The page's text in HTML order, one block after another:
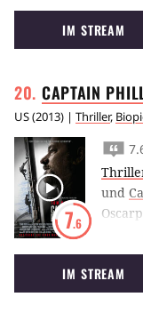
IM STREAM
CAPTAIN
US(2013) | Thriller,
7.6
und
von
aus
IM STREAM